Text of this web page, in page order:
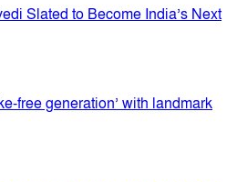
Slated to Become India’s Next
free generation’ with landmark